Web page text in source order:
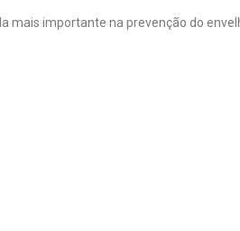
mais importante na prevenção do